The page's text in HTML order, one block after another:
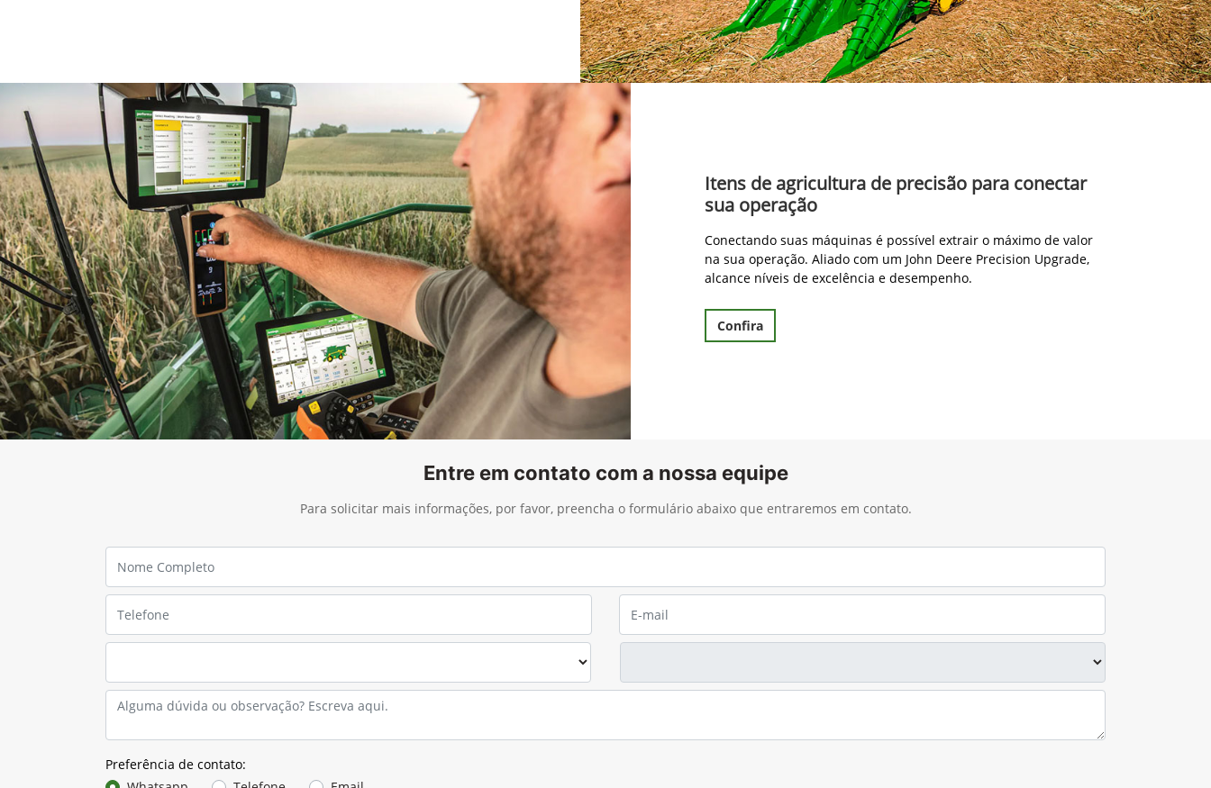
Itens de agricultura de precisão para conectar
sua operação
Conectando suas máquinas é possível extrair o máximo de valor
na sua operação. Aliado com um John Deere Precision Upgrade,
alcance níveis de excelência e desempenho.
Confira
Entre em contato com a nossa equipe
Para solicitar mais informações, por favor, preencha o formulário abaixo que entraremos em contato.
Preferência de contato: